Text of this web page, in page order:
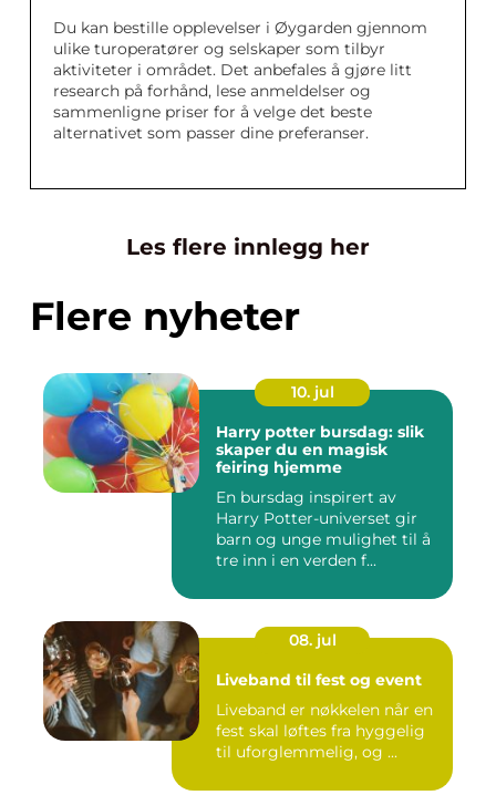
Du kan bestille opplevelser i Øygarden gjennom
ulike turoperatører og selskaper som tilbyr
aktiviteter i området. Det anbefales å gjøre litt
research på forhånd, lese anmeldelser og
sammenligne priser for å velge det beste
alternativet som passer dine preferanser.
Les flere innlegg her
Flere nyheter
10. jul
Harry potter bursdag: slik
skaper du en magisk
feiring hjemme
En bursdag inspirert av
Harry Potter-universet gir
barn og unge mulighet til å
tre inn i en verden f...
08. jul
Liveband til fest og event
Liveband er nøkkelen når en
fest skal løftes fra hyggelig
til uforglemmelig, og ...